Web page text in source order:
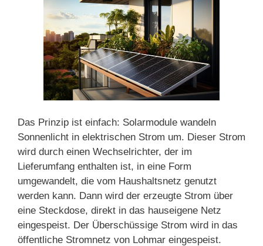
Das Prinzip ist einfach: Solarmodule wandeln
Sonnenlicht in elektrischen Strom um. Dieser Strom
wird durch einen Wechselrichter, der im
Lieferumfang enthalten ist, in eine Form
umgewandelt, die vom Haushaltsnetz genutzt
werden kann. Dann wird der erzeugte Strom über
eine Steckdose, direkt in das hauseigene Netz
eingespeist. Der Überschüssige Strom wird in das
öffentliche Stromnetz von Lohmar eingespeist.